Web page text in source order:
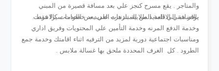
والمتاجر . يقع مسرح كنجز علي بعد مسافة قصيرة من المبني
بالاضافة الي العديد من المتنزهات علي بعد خطوات سيرا فقط .
يوفر مبني الاقامة الطلابية بادنبره العديد من الخدمات كالانترنت
وخدمة الدفع المرنه وخدمة التأمين علي المحتويات وفريق اداري
ومناسبات اجتماعية دورية لمزيد من الترفيه اثناء اقامتك وخدمة جمع
الطرود . كل الغرف المحددة ملحق بها غسالة ملابس .